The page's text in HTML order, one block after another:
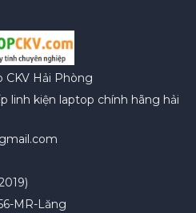
CKV Hải Phòng
linh kiện laptop chính hãng hải
MR-Lăng